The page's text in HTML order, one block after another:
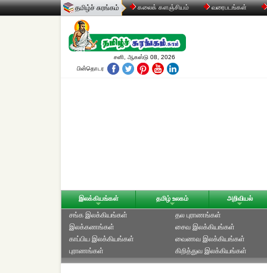
தமிழ்ச் சுரங்கம் கலைக் களஞ்சியம் வரைபடங்கள்
சனி, ஆகஸ்டு 08, 2026
பின்தொடர
இலக்கியங்கள் தமிழ் உலகம் அறிவியல்
சங்க இலக்கியங்கள்
இலக்கணங்கள்
காப்பிய இலக்கியங்கள்
புராணங்கள்
தல புராணங்கள்
சைவ இலக்கியங்கள்
வைணவ இலக்கியங்கள்
கிறித்துவ இலக்கியங்கள்